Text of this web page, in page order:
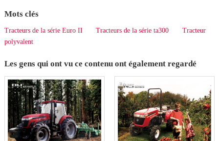
Mots clés
Tracteurs de la série Euro II Tracteurs de la série ta300
Tracteur
polyvalent
Les gens qui ont vu ce contenu ont également regardé